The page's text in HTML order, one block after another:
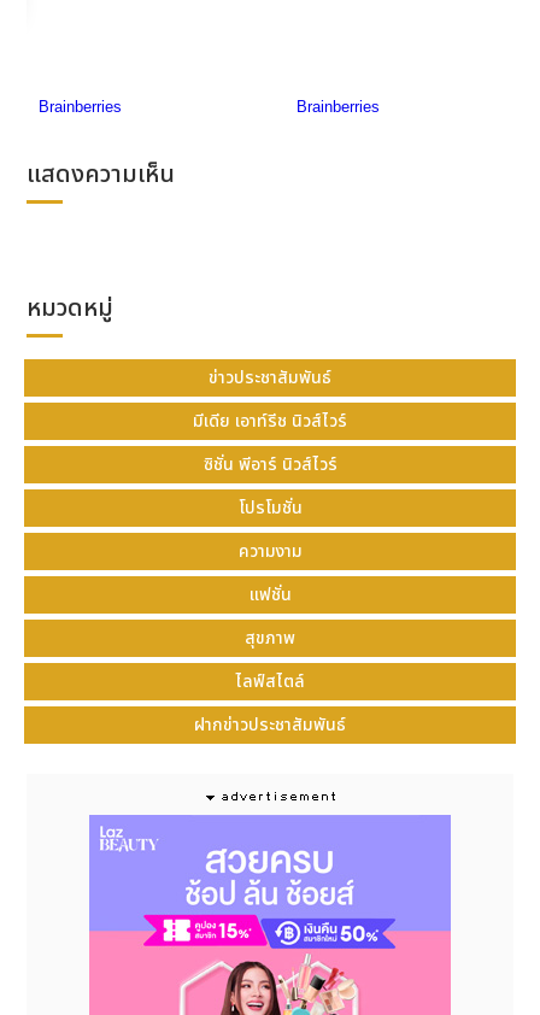
payment innovation and solutions in
enhancing the sustainability of micro, small,
and medium enterprises (MSMEs) by
efficiency for merchants and customers
alike.”
Khun Nichapar Leemayuwatthananon, the
owner of Tare Yakiniku, a pilot restaurant
using GHL's EDC machine with the e-Tax
function, shared, "With the previous e-Tax
system, our staff had to manually input
customer information, which was time-
consuming and sometimes led to errors,
requiring reissuance. This wasted time for
both the store and the customers. However,
with the solution from CODIUM and GHL,
which integrates tax invoicing into the EDC
machine, we can now handle payments and
issue tax invoices all in one device. This helps
reduce errors in data entry and significantly
seconds, eliminating redundancy and saving
both time and costs efficiently."
Integrating e-Tax into EDC machines allows
businesses to comply with government
policies requiring merchants to issue
electronic receipts under the "Easy e-
Receipt" initiative. This initiative provides tax
แสดงความเห็น
หมวดหมู่
ข่าวประชาสัมพันธ์
มีเดีย เอาท์รีช นิวส์ไวร์
ซิชั่น พีอาร์ นิวส์ไวร์
โปรโมชั่น
ความงาม
แฟชั่น
สุขภาพ
ไลฟ์สไตล์
ฝากข่าวประชาสัมพันธ์